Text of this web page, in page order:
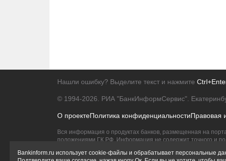
Нашли ошибку? Выделите текст и нажмите
© 1994-2026. РИА "БанкИнформСервис".
О проектеПолитика конфиденциальностиПравовая
Вся информация о продуктах банков, размещенная на
положениями ГК РФ. Информация не содержит точного и
Bankinform.ru использует cookie-файлы и обрабатывает персональные